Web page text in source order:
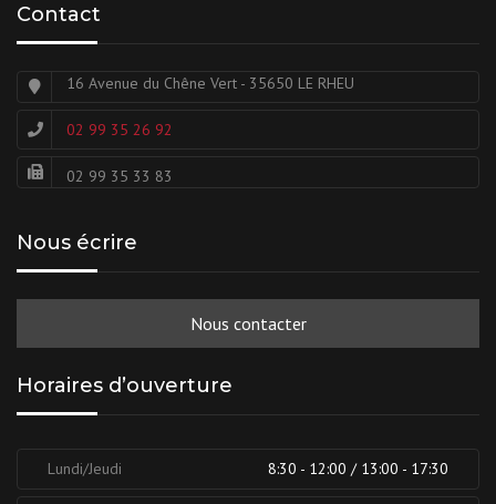
Contact
16 Avenue du Chêne Vert - 35650 LE RHEU
02 99 35 26 92
02 99 35 33 83
Nous écrire
Nous contacter
Horaires d’ouverture
Lundi/Jeudi 8:30 - 12:00 / 13:00 - 17:30